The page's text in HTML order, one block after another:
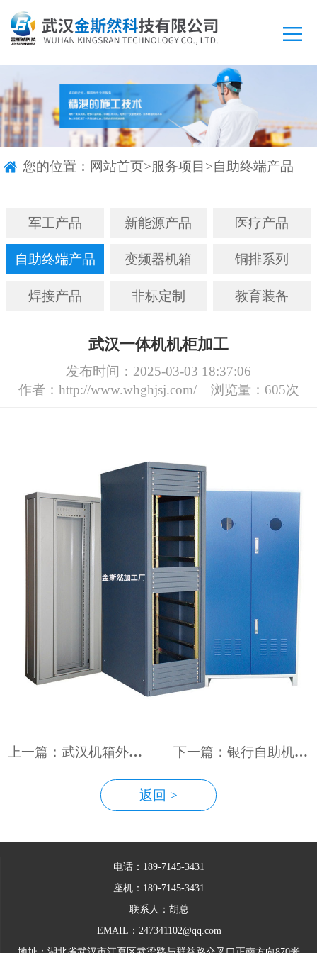
您的位置： 网站首页>服务项目 >自助终端产品
军工产品 新能源产品 医疗产品
自助终端产品 变频器机箱 铜排系列
焊接产品 非标定制 教育装备
武汉一体机机柜加工
发布时间：2025-03-03 18:37:06
作者：http://www.whghjsj.com/
浏览量：605次
上一篇：武汉机箱外壳加工 下一篇：银行自助机柜外壳加工
返回 >
电话：189-7145-3431
座机：189-7145-3431
联系人：胡总
EMAIL：247341102@qq.com